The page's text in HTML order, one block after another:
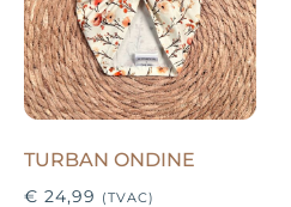
TURBAN ONDINE
€ 24,99 (TVAC)